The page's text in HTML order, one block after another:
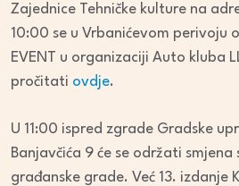
Zajednice Tehničke kulture na
10:00 se u Vrbanićevom perivoju
EVENT u organizaciji Auto kluba
pročitati ovdje.
U 11:00 ispred zgrade Gradske
Banjavčića 9 će se održati
građanske grade. Već 13. izdanje